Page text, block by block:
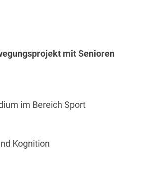
mit Senioren
im Bereich Sport
Kognition